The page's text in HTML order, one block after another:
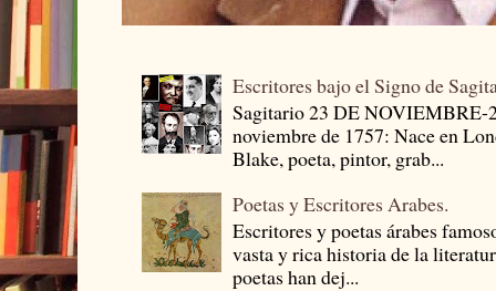
Escritores bajo el Signo de
Sagitario 23 DE
noviembre de 1757: Nace en
Blake, poeta, pintor, grab...
Poetas y Escritores Arabes.
Escritores y poetas árabes
vasta y rica historia de la
poetas han dej...